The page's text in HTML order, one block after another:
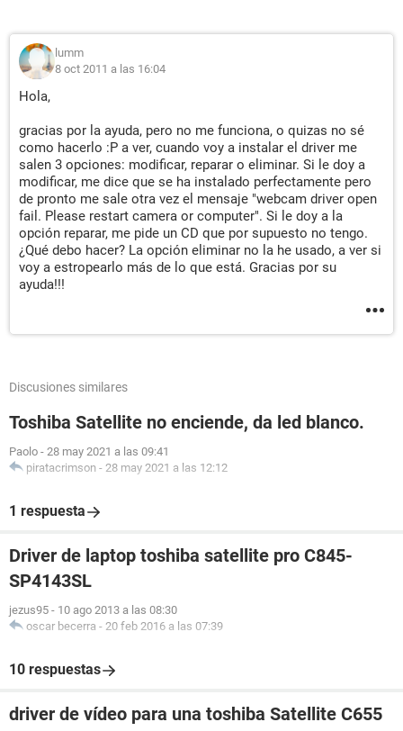
lumm
8 oct 2011 a las 16:04
Hola,
gracias por la ayuda, pero no me funciona, o quizas no sé
como hacerlo :P a ver, cuando voy a instalar el driver me
salen 3 opciones: modificar, reparar o eliminar. Si le doy a
modificar, me dice que se ha instalado perfectamente pero
de pronto me sale otra vez el mensaje "webcam driver open
fail. Please restart camera or computer". Si le doy a la
opción reparar, me pide un CD que por supuesto no tengo.
¿Qué debo hacer? La opción eliminar no la he usado, a ver si
voy a estropearlo más de lo que está. Gracias por su
ayuda!!!
Discusiones similares
Toshiba Satellite no enciende, da led blanco.
Paolo - 28 may 2021 a las 09:41
piratacrimson - 28 may 2021 a las 12:12
1 respuesta
Driver de laptop toshiba satellite pro C845-
SP4143SL
jezus95 - 10 ago 2013 a las 08:30
oscar becerra - 20 feb 2016 a las 07:39
10 respuestas
driver de vídeo para una toshiba Satellite C655